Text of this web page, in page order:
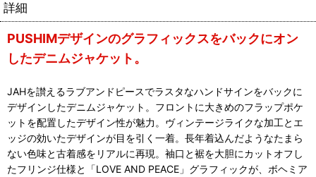
詳細
PUSHIMデザインのグラフィックスをバックにオン
したデニムジャケット。
JAHを讃えるラブアンドピースでラスタなハンドサインをバックに
デザインしたデニムジャケット。フロントに大きめのフラップポケ
ットを配置したデザイン性が魅力。ヴィンテージライクな加工とエ
ッジの効いたデザインが目を引く一着。長年着込んだようなたまら
ない色味と古着感をリアルに再現。袖口と裾を大胆にカットオフし
たフリンジ仕様と「LOVE AND PEACE」グラフィックが、ボヘミア